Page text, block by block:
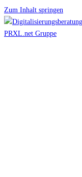
Zum Inhalt springen